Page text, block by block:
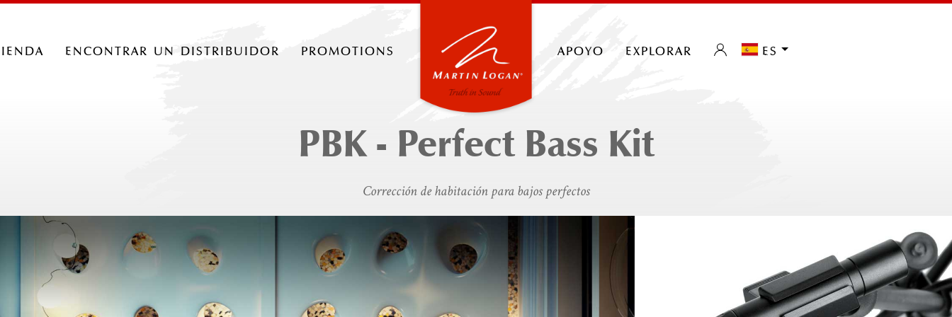
encontrar un distribuidor promotions apoyo explorar es
PBK - Perfect Bass Kit
Corrección de habitación para bajos perfectos